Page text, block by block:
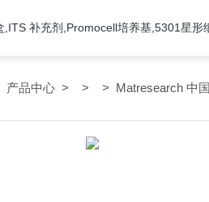
,ITS 补充剂,Promocell培养基,5301星形
产品中心 > > > Matresearch 中